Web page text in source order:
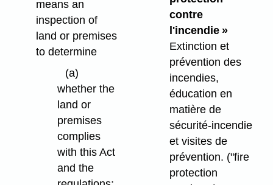
means an
inspection of
land or premises
to determine
(a)
whether the
land or
premises
complies
with this Act
and the
contre
l'incendie »
Extinction et
prévention des
incendies,
éducation en
matière de
sécurité-incendie
et visites de
prévention. ("fire
protection